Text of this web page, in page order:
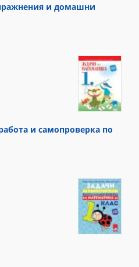
и домашни
и самопроверка по